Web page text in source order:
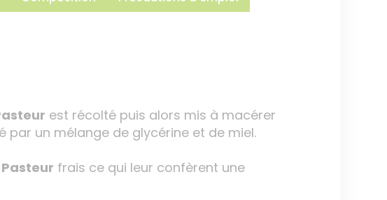
est récolté puis alors mis à macérer
par un mélange de glycérine et de miel.
frais ce qui leur confèrent une